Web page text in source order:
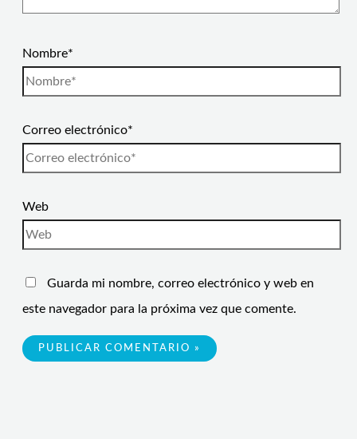
Nombre*
Correo electrónico*
Web
Guarda mi nombre, correo electrónico y web en
este navegador para la próxima vez que comente.